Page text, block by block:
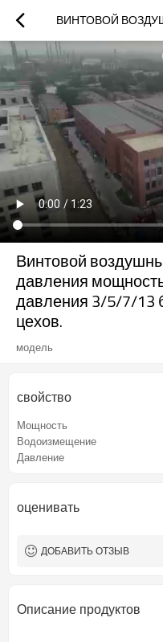
Винтовой
давления
давления 3/5/7/
цехов.
модель
свойство
Мощность
Водоизмещение
Давление
оценивать
ДОБАВИТЬ ОТЗЫВ
Описание продуктов